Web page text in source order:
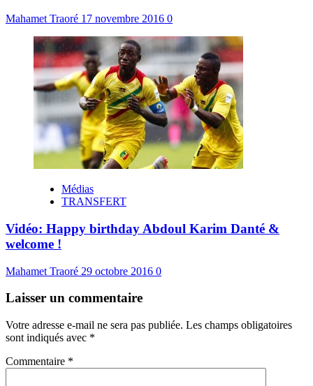
Mahamet Traoré 17 novembre 2016 0
Médias
TRANSFERT
Vidéo: Happy birthday Abdoul Karim Danté &
welcome !
Mahamet Traoré 29 octobre 2016 0
Laisser un commentaire
Votre adresse e-mail ne sera pas publiée. Les champs obligatoires
sont indiqués avec *
Commentaire *